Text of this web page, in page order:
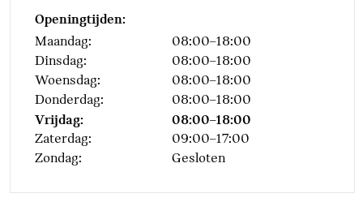
Alarmsignaal (Intern)
Driving Assistant
Aandrijving en onderstel
Kilometertacho
Steptronic transmissie
met dubbele koppeling
Veiligheid
Openingtijden:
Maandag:
08:00–18:00
Dinsdag:
08:00–18:00
Woensdag:
08:00–18:00
Donderdag:
08:00–18:00
Vrijdag: 08:00–18:00
Zaterdag:
09:00–17:00
Zondag:
Gesloten